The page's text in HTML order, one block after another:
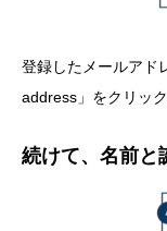
登録したメールアド
address」をクリッ
続けて、名前と